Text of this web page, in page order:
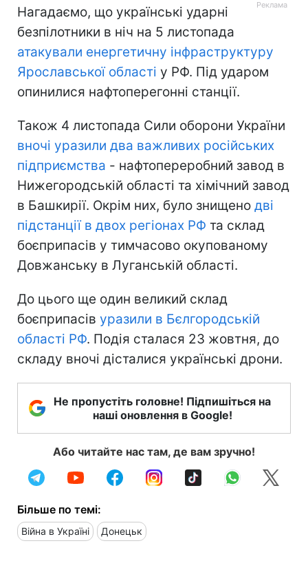
Нагадаємо, що українські ударні
безпілотники в ніч на 5 листопада
атакували енергетичну інфраструктуру
Ярославської області у РФ. Під ударом
опинилися нафтоперегонні станції.
Також 4 листопада Сили оборони України
вночі уразили два важливих російських
підприємства - нафтопереробний завод в
Нижегородській області та хімічний завод
в Башкирії. Окрім них, було знищено дві
підстанції в двох регіонах РФ та склад
боєприпасів у тимчасово окупованому
Довжанську в Луганській області.
До цього ще один великий склад
боєприпасів уразили в Бєлгородській
області РФ. Подія сталася 23 жовтня, до
складу вночі дісталися українські дрони.
Не пропустіть головне! Підпишіться на
наші оновлення в Google!
Або читайте нас там, де вам зручно!
Більше по темі:
Війна в Україні Донецьк